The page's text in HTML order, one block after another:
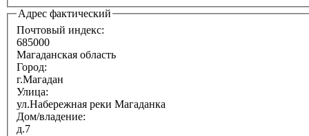
Адрес фактический
Почтовый индекс:
685000
Магаданская область
Город:
г.Магадан
Улица:
ул.Набережная реки Магаданка
Дом/владение:
д.7